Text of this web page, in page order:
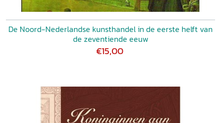
De Noord-Nederlandse kunsthandel in de eerste helft van
de zeventiende eeuw
€15,00